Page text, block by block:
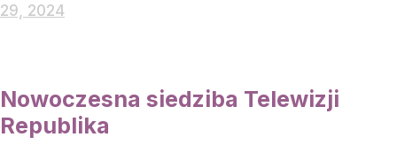
29, 2024
Nowoczesna siedziba Telewizji
Republika